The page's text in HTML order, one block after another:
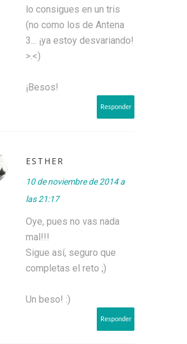
lo consigues en un tris
(no como los de Antena
3... ¡ya estoy desvariando!
>.<)
¡Besos!
Responder
ESTHER
10 de noviembre de 2014 a
las 21:17
Oye, pues no vas nada
mal!!!
Sigue así, seguro que
completas el reto ;)
Un beso! :)
Responder